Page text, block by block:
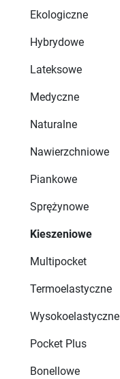
Ekologiczne
Hybrydowe
Lateksowe
Medyczne
Naturalne
Nawierzchniowe
Piankowe
Sprężynowe
Kieszeniowe
Multipocket
Termoelastyczne
Wysokoelastyczne
Pocket Plus
Bonellowe